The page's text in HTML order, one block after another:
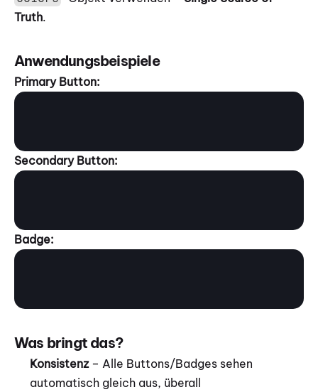
Truth.
Anwendungsbeispiele
Primary Button:
Secondary Button:
Badge:
Was bringt das?
Konsistenz – Alle Buttons/Badges sehen
automatisch gleich aus, überall